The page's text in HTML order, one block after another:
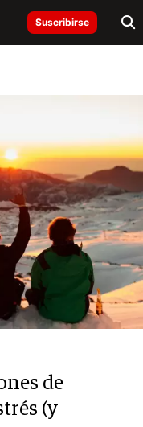
Suscribirse
de
(y